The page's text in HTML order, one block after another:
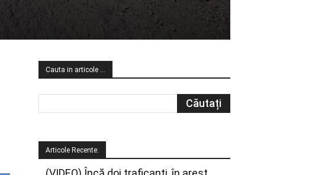
Cauta in articole …
Articole Recente: